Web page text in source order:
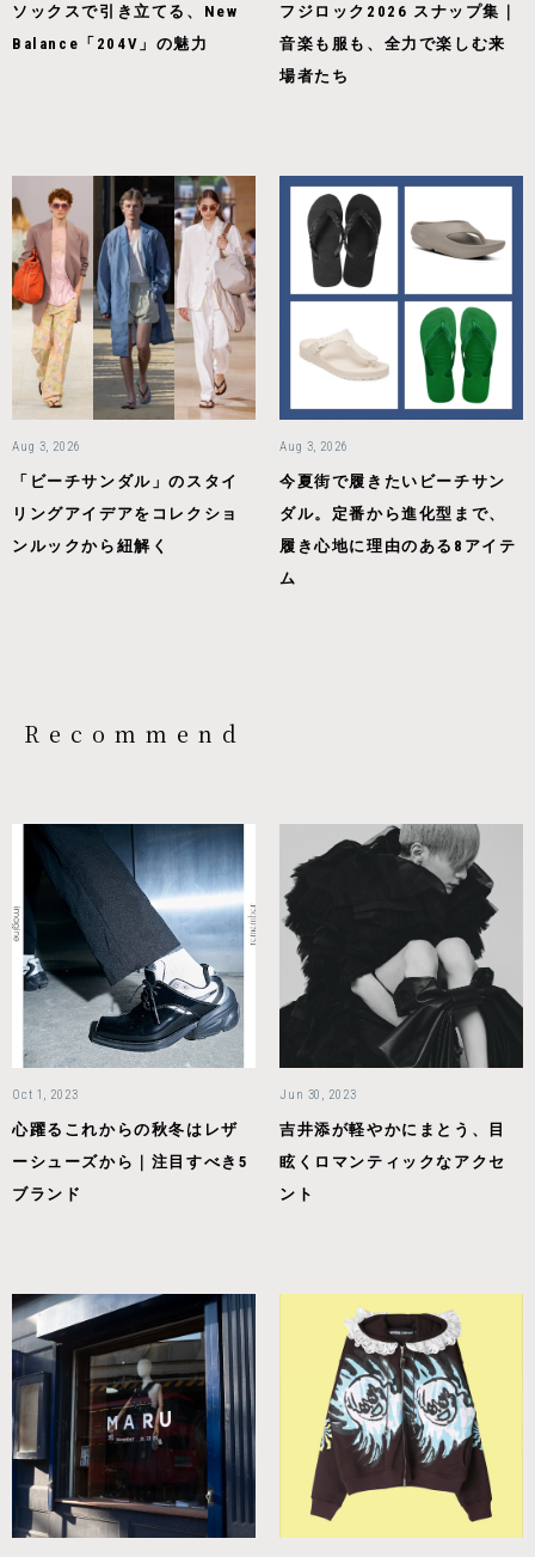
ソックスで引き立てる、New
Balance「204V」の魅力
フジロック2026 スナップ集｜
音楽も服も、全力で楽しむ来
場者たち
Aug 3, 2026
「ビーチサンダル」のスタイ
リングアイデアをコレクショ
ンルックから紐解く
Aug 3, 2026
今夏街で履きたいビーチサン
ダル。定番から進化型まで、
履き心地に理由のある8アイテ
ム
Recommend
Oct 1, 2023
心躍るこれからの秋冬はレザ
ーシューズから｜注目すべき5
ブランド
Jun 30, 2023
吉井添が軽やかにまとう、目
眩くロマンティックなアクセ
ント